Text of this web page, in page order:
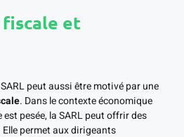
et
peut aussi être motivé par une
. Dans le contexte économique
pesée, la SARL peut offrir des
permet aux dirigeants